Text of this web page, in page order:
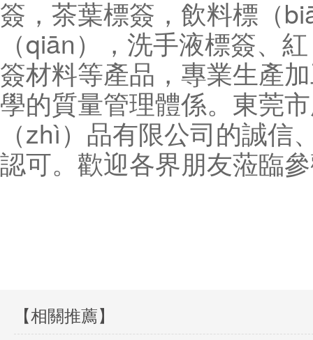
簽，茶葉標簽，飲料標（
（qiān），洗手液標簽、
簽材料等產品，專業生產
學的質量管理體係。東莞
（zhì）品有限公司的誠
認可。歡迎各界朋友蒞臨
【相關推薦】